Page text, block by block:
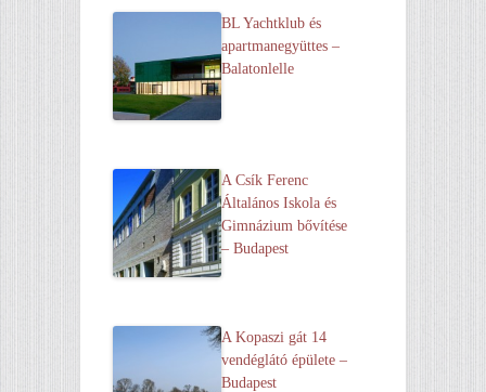
BL Yachtklub és
apartmanegyüttes –
Balatonlelle
A Csík Ferenc
Általános Iskola és
Gimnázium bővítése
– Budapest
A Kopaszi gát 14
vendéglátó épülete –
Budapest